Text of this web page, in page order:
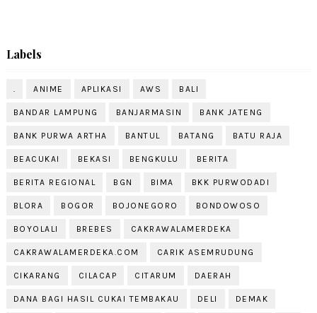
Labels
ANIME APLIKASI AWS BALI
BANDAR LAMPUNG BANJARMASIN BANK JATENG
BANK PURWA ARTHA BANTUL BATANG BATU RAJA
BEACUKAI BEKASI BENGKULU BERITA
BERITA REGIONAL BGN BIMA BKK PURWODADI
BLORA BOGOR BOJONEGORO BONDOWOSO
BOYOLALI BREBES CAKRAWALAMERDEKA
CAKRAWALAMERDEKA.COM CARIK ASEMRUDUNG
CIKARANG CILACAP CITARUM DAERAH
DANA BAGI HASIL CUKAI TEMBAKAU DELI DEMAK